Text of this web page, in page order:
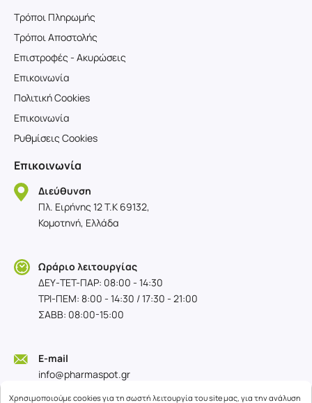
Τρόποι Πληρωμής
Τρόποι Αποστολής
Επιστροφές - Ακυρώσεις
Επικοινωνία
Πολιτική Cookies
Επικοινωνία
Ρυθμίσεις Cookies
Επικοινωνία
Διεύθυνση
Πλ. Ειρήνης 12 T.K 69132,
Κομοτηνή, Ελλάδα
Ωράριο λειτουργίας
ΔΕΥ-TET-ΠΑΡ: 08:00 - 14:30
ΤΡΙ-ΠΕΜ: 8:00 - 14:30 / 17:30 - 21:00
ΣΑΒΒ: 08:00-15:00
E-mail
info@pharmaspot.gr
Χρησιμοποιούμε cookies για τη σωστή λειτουργία του site μας, για την ανάλυση